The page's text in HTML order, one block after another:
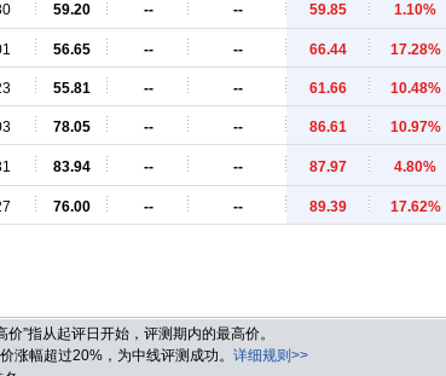
59.20 -- -- 59.85 1.10%
56.65 -- -- 66.44 17.28%
55.81 -- -- 61.66 10.48%
78.05 -- -- 86.61 10.97%
83.94 -- -- 87.97 4.80%
76.00 -- -- 89.39 17.62%
”指从起评日开始，评测期内的最高价。
涨幅超过20%，为中线评测成功。 详细规则>>